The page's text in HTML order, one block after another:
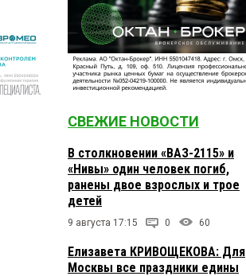
СВЕЖИЕ НОВОСТИ
В столкновении «ВАЗ-2115» и
«Нивы» один человек погиб,
ранены двое взрослых и трое
детей
9 августа 17:15 0 60
Елизавета КРИВОЩЕКОВА: Для
Москвы все праздники едины